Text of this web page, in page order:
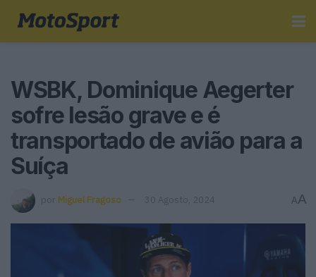
WSBK, Dominique Aegerter
sofre lesão grave e é
transportado de avião para a
Suíça
por Miguel Fragoso 30 Agosto, 2024 AA